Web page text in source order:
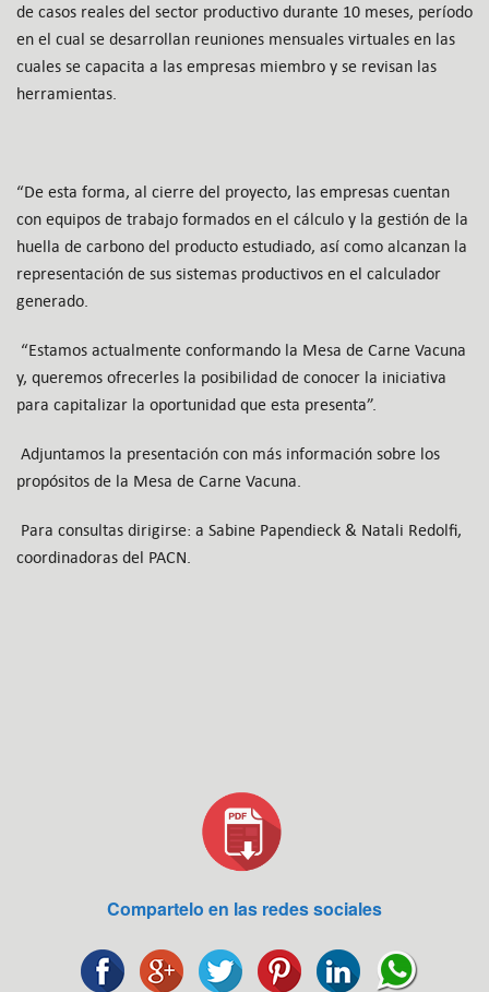
de casos reales del sector productivo durante 10 meses, período
en el cual se desarrollan reuniones mensuales virtuales en las
cuales se capacita a las empresas miembro y se revisan las
herramientas.
“De esta forma, al cierre del proyecto, las empresas cuentan
con equipos de trabajo formados en el cálculo y la gestión de la
huella de carbono del producto estudiado, así como alcanzan la
representación de sus sistemas productivos en el calculador
generado.
“Estamos actualmente conformando la Mesa de Carne Vacuna
y, queremos ofrecerles la posibilidad de conocer la iniciativa
para capitalizar la oportunidad que esta presenta”.
Adjuntamos la presentación con más información sobre los
propósitos de la Mesa de Carne Vacuna.
Para consultas dirigirse: a Sabine Papendieck & Natali Redolfi,
coordinadoras del PACN.
Compartelo en las redes sociales